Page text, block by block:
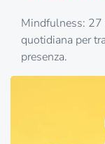
Mindfulness: 27
quotidiana per
presenza.